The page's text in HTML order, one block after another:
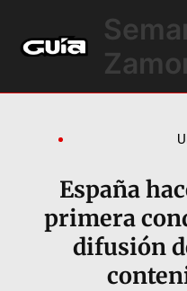
contenido
España
primera
difusión